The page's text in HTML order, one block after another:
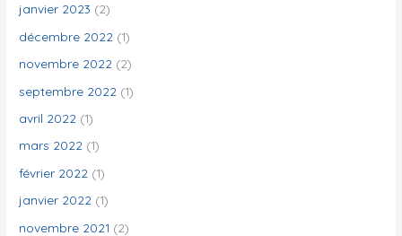
janvier 2023 (2)
décembre 2022 (1)
novembre 2022 (2)
septembre 2022 (1)
avril 2022 (1)
mars 2022 (1)
février 2022 (1)
janvier 2022 (1)
novembre 2021 (2)